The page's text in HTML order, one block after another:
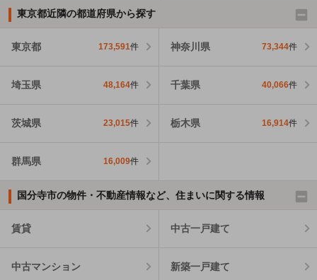
東京都近隣の都道府県から探す
東京都 173,591件 神奈川県 73,344件
埼玉県 48,164件 千葉県 40,066件
茨城県 23,015件 栃木県 16,914件
群馬県 16,009件
国分寺市の物件・不動産情報など、住まいに関する情報
賃貸 中古一戸建て
中古マンション 新築一戸建て